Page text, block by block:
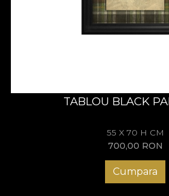
TABLOU BLACK
55 X 70 H CM
700,00 RON
Cumpara